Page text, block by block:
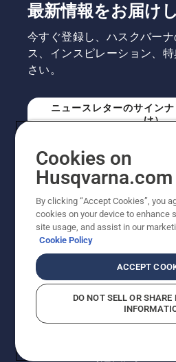
最新情報をお届け
今すぐ登録し、ハスクバー
ス、インスピレーション、
さい。
ニュースレターのサイン
け）
ニュースレターのサインア
け）
© Husqvarna AB (publ). All
は、メーカー希望小売価格 (税
Cookies on
Husqvarna.com
By clicking “Accept Cookies”, you
cookies on your device to enhance
site usage, and assist in our
Cookie Policy
ACCEPT
DO NOT SELL OR SHARE